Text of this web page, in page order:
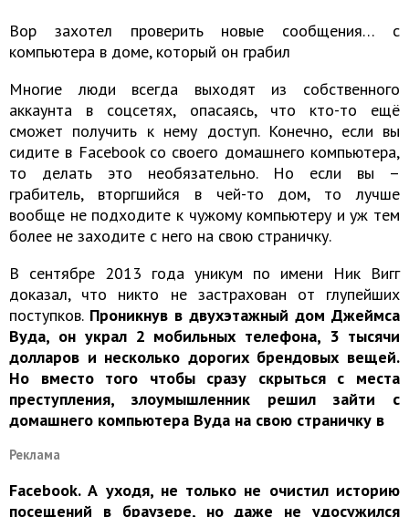
Вор захотел проверить новые сообщения… с
компьютера в доме, который он грабил
Многие люди всегда выходят из собственного
аккаунта в соцсетях, опасаясь, что кто-то ещё
сможет получить к нему доступ. Конечно, если вы
сидите в Facebook со своего домашнего компьютера,
то делать это необязательно. Но если вы –
грабитель, вторгшийся в чей-то дом, то лучше
вообще не подходите к чужому компьютеру и уж тем
более не заходите с него на свою страничку.
В сентябре 2013 года уникум по имени Ник Вигг
доказал, что никто не застрахован от глупейших
поступков. Проникнув в двухэтажный дом Джеймса
Вуда, он украл 2 мобильных телефона, 3 тысячи
долларов и несколько дорогих брендовых вещей.
Но вместо того чтобы сразу скрыться с места
преступления, злоумышленник решил зайти с
домашнего компьютера Вуда на свою страничку в
Реклама
Facebook. А уходя, не только не очистил историю
посещений в браузере, но даже не удосужился